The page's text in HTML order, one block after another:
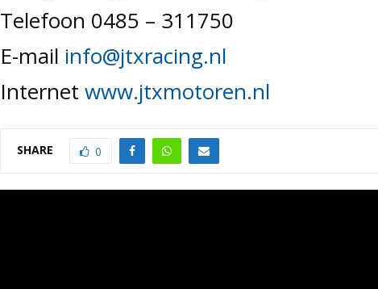
Telefoon 0485 – 311750
E-mail info@jtxracing.nl
Internet www.jtxmotoren.nl
SHARE 0